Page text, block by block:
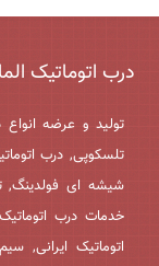
درب اتوماتیک
تولید و عرضه انواع
تلسکوپی, درب
شیشه ای فولدینگ,
خدمات درب
اتوماتیک ایرانی,